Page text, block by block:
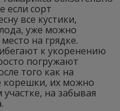
если сорт
все кустики,
уже можно
на грядке.
к укоренению
погружают
того как на
корешки, их можно
на забывая